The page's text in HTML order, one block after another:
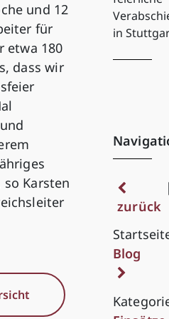
und 12
für
etwa 180
dass wir
so Karsten
in
zurück
Blog